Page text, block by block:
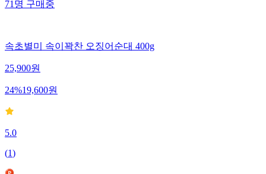
71명구매중
속초별미 속이꽉찬 오징어순대 400g
25,900원
24%19,600원
5.0
(1)